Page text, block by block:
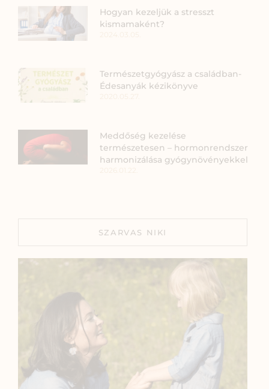
Hogyan kezeljük a stresszt
kismamaként?
Természetgyógyász a családban-
Édesanyák kézikönyve
Meddőség kezelése
természetesen – hormonrendszer
harmonizálása gyógynövényekkel
SZARVAS NIKI